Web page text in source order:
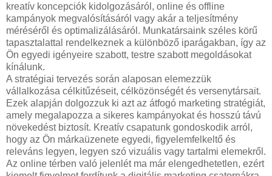
kreatív koncepciók kidolgozásáról, online és offline
kampányok megvalósításáról vagy akár a teljesítmény
méréséről és optimalizálásáról. Munkatársaink széles körű
tapasztalattal rendelkeznek a különböző iparágakban, így az
Ön egyedi igényeire szabott, testre szabott megoldásokat
kínálunk.
A stratégiai tervezés során alaposan elemezzük
vállalkozása célkitűzéseit, célközönségét és versenytársait.
Ezek alapján dolgozzuk ki azt az átfogó marketing stratégiát,
amely megalapozza a sikeres kampányokat és hosszú távú
növekedést biztosít. Kreatív csapatunk gondoskodik arról,
hogy az Ön márkaüzenete egyedi, figyelemfelkeltő és
releváns legyen, legyen szó vizuális vagy tartalmi elemekről.
Az online térben való jelenlét ma már elengedhetetlen, ezért